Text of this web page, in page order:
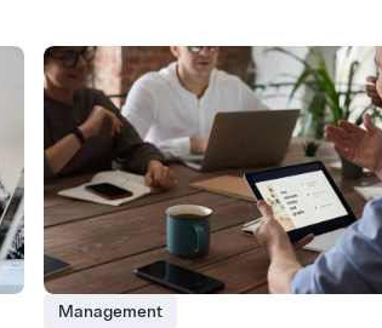
Management